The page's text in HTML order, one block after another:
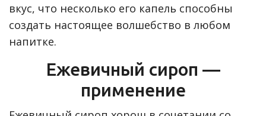
вкус, что несколько его капель способны
создать настоящее волшебство в любом
напитке.
Ежевичный сироп —
применение